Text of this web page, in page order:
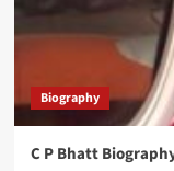
Biography
C P Bhatt Biography